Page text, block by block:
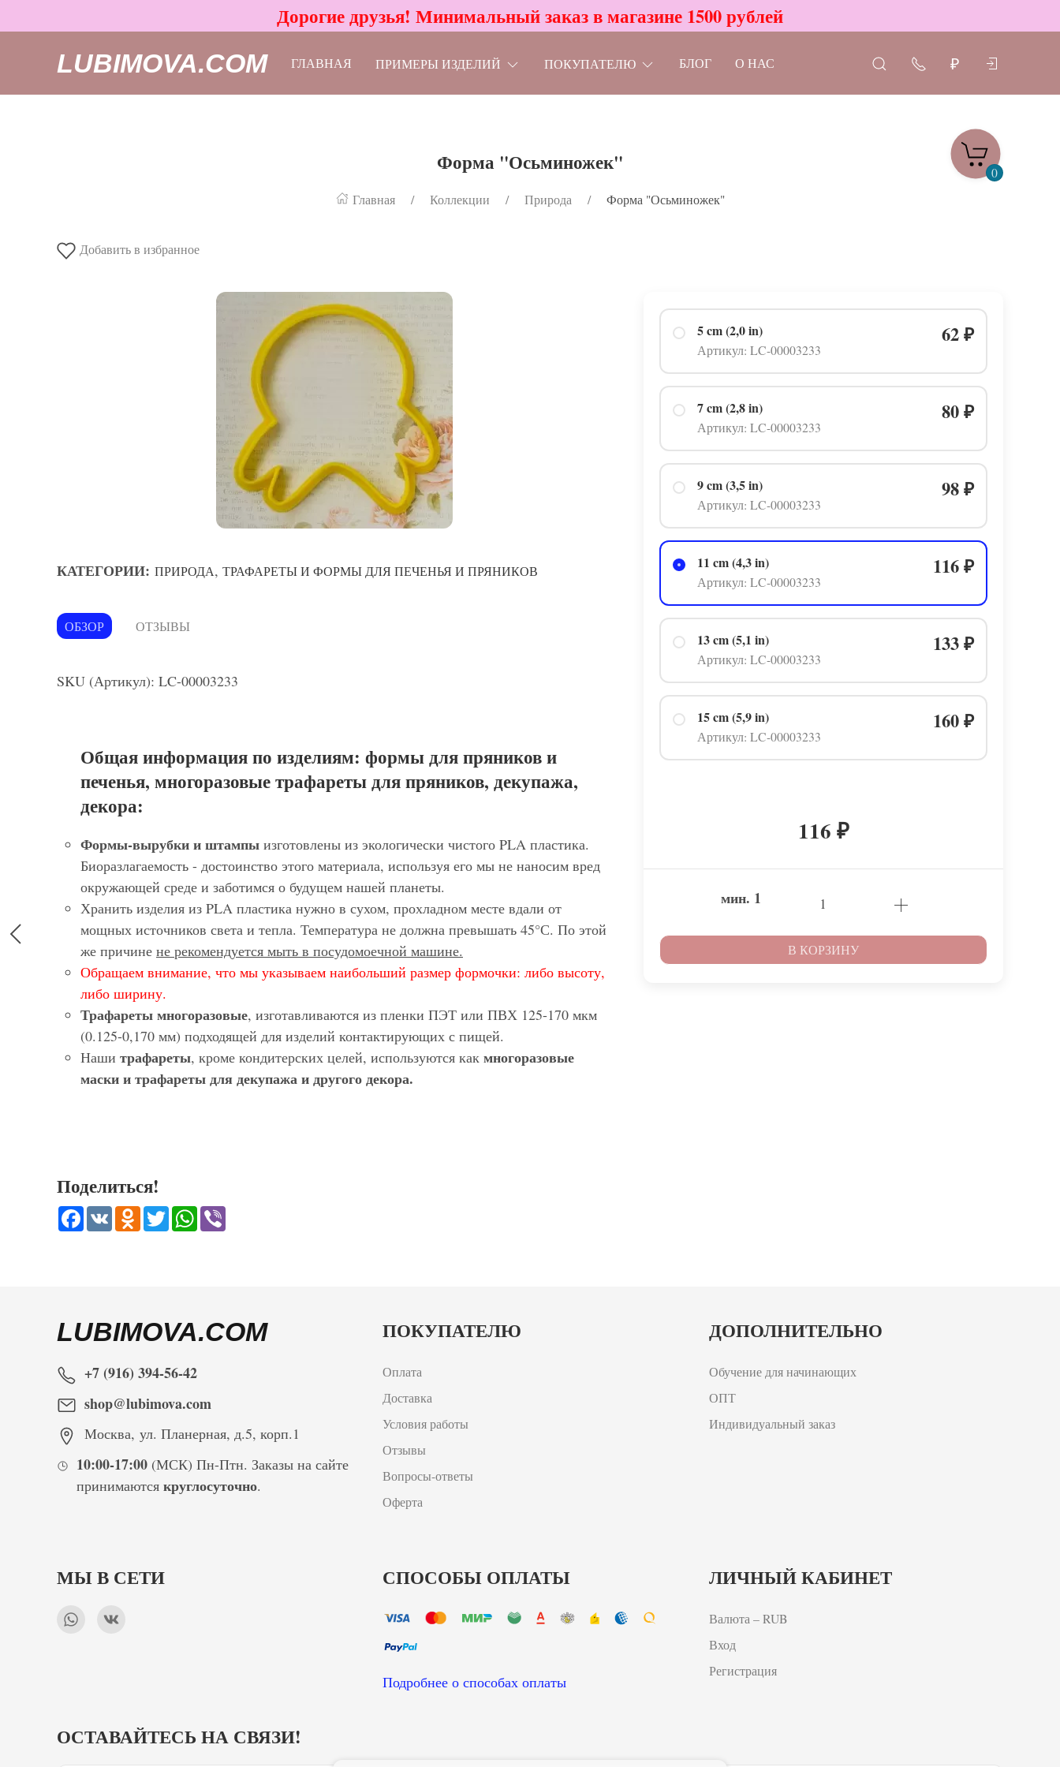
Дорогие друзья! Минимальный заказ в магазине 1500 рублей
LUBIMOVA.COM ГЛАВНАЯ ПРИМЕРЫ ИЗДЕЛИЙ ПОКУПАТЕЛЮ БЛОГ О НАС ₽
0
Форма "Осьминожек"
Главная Коллекции Природа Форма "Осьминожек"
Добавить в избранное
КАТЕГОРИИ: ПРИРОДА, ТРАФАРЕТЫ И ФОРМЫ ДЛЯ ПЕЧЕНЬЯ И ПРЯНИКОВ
ОБЗОР ОТЗЫВЫ
SKU (Артикул): LC-00003233
Общая информация по изделиям: формы для пряников и
печенья, многоразовые трафареты для пряников, декупажа,
декора:
Формы-вырубки и штампы изготовлены из экологически чистого PLA пластика.
Биоразлагаемость - достоинство этого материала, используя его мы не наносим вред
окружающей среде и заботимся о будущем нашей планеты.
Хранить изделия из PLA пластика нужно в сухом, прохладном месте вдали от
мощных источников света и тепла. Температура не должна превышать 45°С. По этой
же причине не рекомендуется мыть в посудомоечной машине.
Обращаем внимание, что мы указываем наибольший размер формочки: либо высоту,
либо ширину.
Трафареты многоразовые, изготавливаются из пленки ПЭТ или ПВХ 125-170 мкм
(0.125-0,170 мм) подходящей для изделий контактирующих с пищей.
Наши трафареты, кроме кондитерских целей, используются как многоразовые
маски и трафареты для декупажа и другого декора.
5 cm (2,0 in)
Артикул: LC-00003233
62 ₽
7 cm (2,8 in)
Артикул: LC-00003233
80 ₽
9 cm (3,5 in)
Артикул: LC-00003233
98 ₽
11 cm (4,3 in)
Артикул: LC-00003233
116 ₽
13 cm (5,1 in)
Артикул: LC-00003233
133 ₽
15 cm (5,9 in)
Артикул: LC-00003233
160 ₽
116 ₽
мин. 1
В КОРЗИНУ
Поделиться!
Facebook
VK Odnoklassniki
TwitterWhatsApp
LUBIMOVA.COM
+7 (916) 394-56-42
shop@lubimova.com
Москва, ул. Планерная, д.5, корп.1
10:00-17:00(МСК) Пн-Птн. Заказы на сайте
принимаются круглосуточно.
ПОКУПАТЕЛЮ
Оплата
Доставка
Условия работы
Отзывы
Вопросы-ответы
Оферта
ДОПОЛНИТЕЛЬНО
Обучение для начинающих
ОПТ
Индивидуальный заказ
МЫ В СЕТИ СПОСОБЫ ОПЛАТЫ
Подробнее о способах оплаты
ЛИЧНЫЙ КАБИНЕТ
Валюта – RUB
Вход
Регистрация
ОСТАВАЙТЕСЬ НА СВЯЗИ!